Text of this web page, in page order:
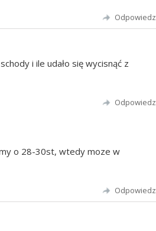
Odpowiedz
i ile udało się wycisnąć z
Odpowiedz
o 28-30st, wtedy moze w
Odpowiedz